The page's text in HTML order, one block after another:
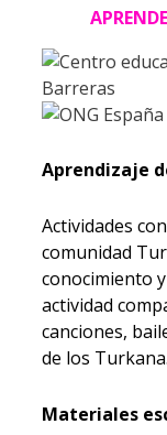
Aprendizaje
Actividades
comunidad
conocimiento
actividad
canciones,
de los Turkana.
Materiales